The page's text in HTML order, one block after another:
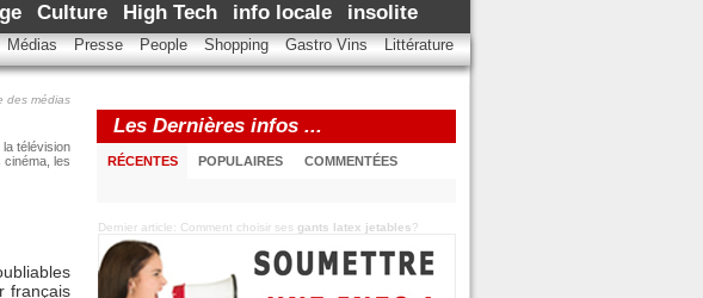
Culture High Tech info locale insolite
Médias Presse People Shopping Gastro Vins Littérature
des médias
télévision
les
français
Les Dernières infos ...
RÉCENTES POPULAIRES COMMENTÉES
Dernier article: Comment choisir ses gants latex jetables?